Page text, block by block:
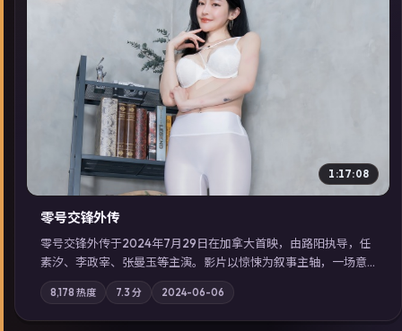
▶
1:17:08
零号交锋外传
零号交锋外传于2024年7月29日在加拿大首映，由路阳执导，任
素汐、李政宰、张曼玉等主演。影片以惊悚为叙事主轴，一场意
外将众人卷入不可撤回的连锁反应；摄影与配乐强化地域气质；
站内亦可通过「国产免费观看高清电视剧在线看」延展检索同类
型高分佳作，畅享高清在线追剧体验。
8,178 热度 7.3 分 2024-06-06